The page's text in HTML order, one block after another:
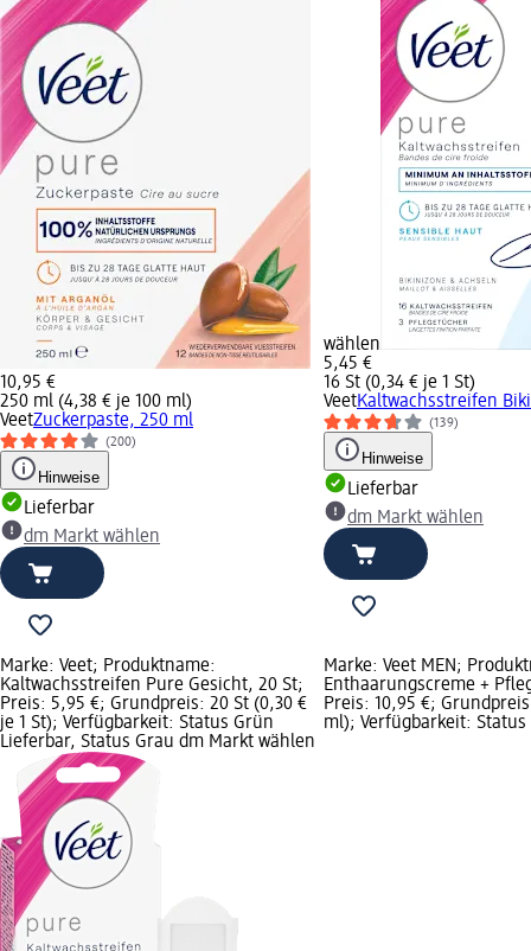
10,95 €
250 ml (4,38 € je 100 ml)
VeetZuckerpaste, 250 ml
(200)
Hinweise
Lieferbar
dm Markt wählen
wählen
5,45 €
16 St (0,34 € je 1 St)
VeetKaltwachsstreifen
(139)
Hinweise
Lieferbar
dm Markt wählen
Marke: Veet; Produktname:
Kaltwachsstreifen Pure Gesicht, 20 St;
Preis: 5,95 €; Grundpreis: 20 St (0,30 €
je 1 St); Verfügbarkeit: Status Grün
Lieferbar, Status Grau dm Markt wählen
Marke: Veet MEN;
Enthaarungscreme +
Preis: 10,95 €;
ml); Verfügbarkeit: